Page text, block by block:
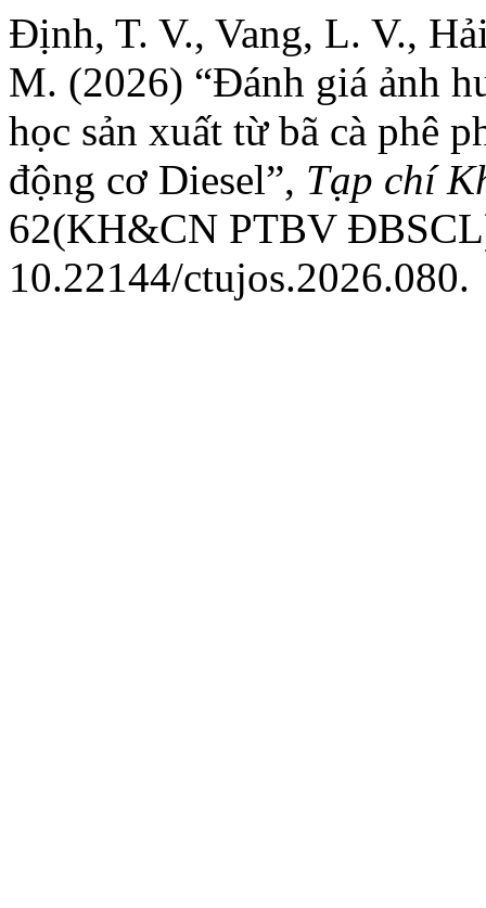
Định, T. V., Vang, L. V.,
M. (2026) “Đánh giá ảnh
học sản xuất từ bã cà phê
động cơ Diesel”, Tạp chí
62(KH&CN PTBV
10.22144/ctujos.2026.080.